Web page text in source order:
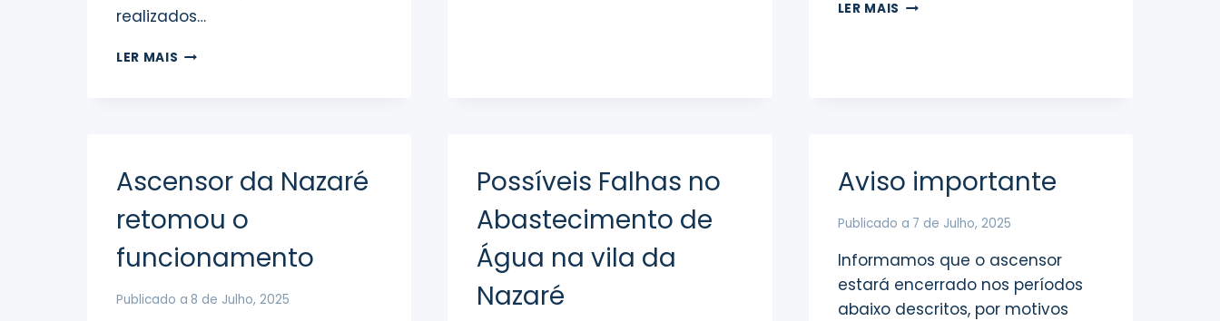
realizados…
LER MAIS COMUNICADO
LER MAIS REFORÇO
Ascensor da Nazaré
retomou o
funcionamento
Publicado a 8 de Julho, 2025
Possíveis Falhas no
Abastecimento de
Água na vila da
Nazaré
Aviso importante
Publicado a 7 de Julho, 2025
Informamos que o ascensor
estará encerrado nos períodos
abaixo descritos, por motivos